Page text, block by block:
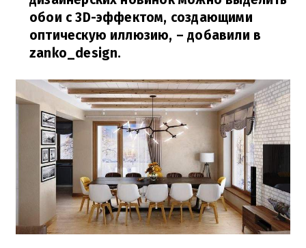
обои с 3D-эффектом, создающими
оптическую иллюзию, – добавили в
zanko_design.